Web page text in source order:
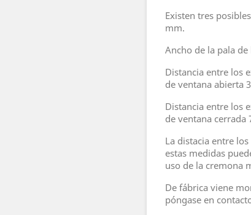
Existen tres
mm.
Ancho de la pala
Distancia entre los
de ventana abierta
Distancia entre los
de ventana cerrada
La distacia entre
estas medidas
uso de la cremona
De fábrica viene
póngase en